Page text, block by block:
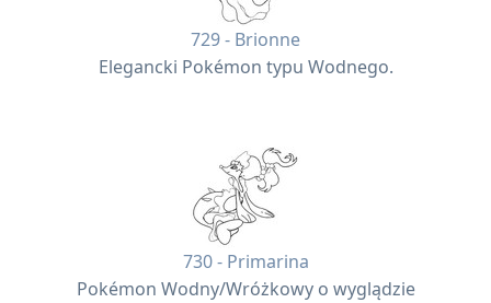
729 - Brionne
Elegancki Pokémon typu Wodnego.
730 - Primarina
Pokémon Wodny/Wróżkowy o wyglądzie